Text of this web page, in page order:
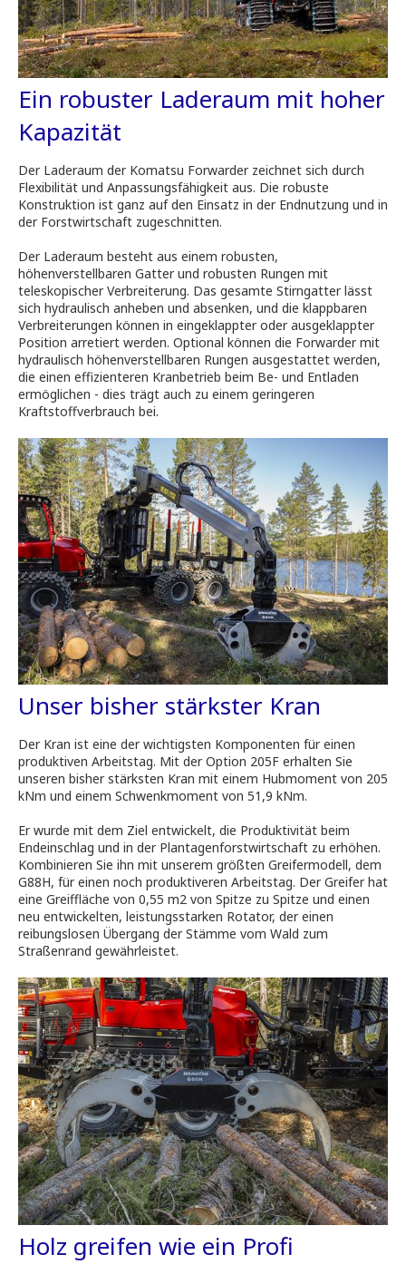
Ein robuster Laderaum mit hoher
Kapazität
Der Laderaum der Komatsu Forwarder zeichnet sich durch
Flexibilität und Anpassungsfähigkeit aus. Die robuste
Konstruktion ist ganz auf den Einsatz in der Endnutzung und in
der Forstwirtschaft zugeschnitten.
Der Laderaum besteht aus einem robusten,
höhenverstellbaren Gatter und robusten Rungen mit
teleskopischer Verbreiterung. Das gesamte Stirngatter lässt
sich hydraulisch anheben und absenken, und die klappbaren
Verbreiterungen können in eingeklappter oder ausgeklappter
Position arretiert werden. Optional können die Forwarder mit
hydraulisch höhenverstellbaren Rungen ausgestattet werden,
die einen effizienteren Kranbetrieb beim Be- und Entladen
ermöglichen - dies trägt auch zu einem geringeren
Kraftstoffverbrauch bei.
Unser bisher stärkster Kran
Der Kran ist eine der wichtigsten Komponenten für einen
produktiven Arbeitstag. Mit der Option 205F erhalten Sie
unseren bisher stärksten Kran mit einem Hubmoment von 205
kNm und einem Schwenkmoment von 51,9 kNm.
Er wurde mit dem Ziel entwickelt, die Produktivität beim
Endeinschlag und in der Plantagenforstwirtschaft zu erhöhen.
Kombinieren Sie ihn mit unserem größten Greifermodell, dem
G88H, für einen noch produktiveren Arbeitstag. Der Greifer hat
eine Greiffläche von 0,55 m2 von Spitze zu Spitze und einen
neu entwickelten, leistungsstarken Rotator, der einen
reibungslosen Übergang der Stämme vom Wald zum
Straßenrand gewährleistet.
Holz greifen wie ein Profi